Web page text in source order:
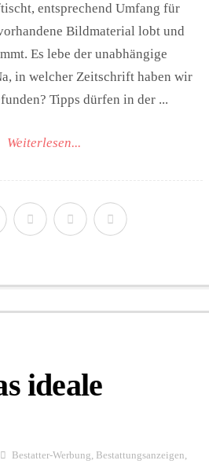
entsprechend Umfang für
Bildmaterial lobt und
Es lebe der unabhängige
in welcher Zeitschrift haben wir
Tipps dürfen in der ...
Weiterlesen...
ideale
Bestatter-Werbung, Bestattungsanzeigen,